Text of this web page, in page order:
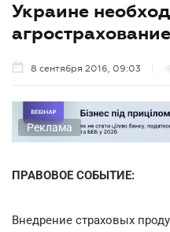
Украине
агрострахование
8 сентября 2016, 09:03
Реклама
ПРАВОВОЕ СОБЫТИЕ:
Внедрение страховых